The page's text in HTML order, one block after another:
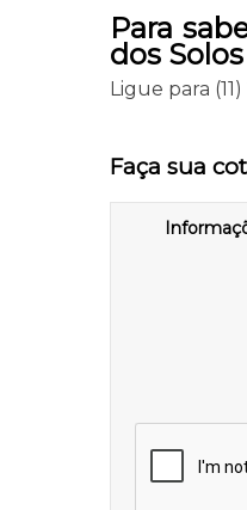
Para
dos
Ligue para
Faça sua